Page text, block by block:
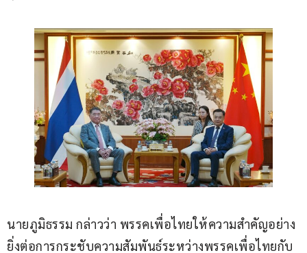
นายภูมิธรรม กล่าวว่า พรรคเพื่อไทยให้ความสำคัญอย่าง
ยิ่งต่อการกระชับความสัมพันธ์ระหว่างพรรคเพื่อไทยกับ